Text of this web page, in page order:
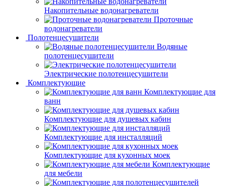
Накопительные водонагреватели
Проточные
водонагреватели
Полотенцесушители
Водяные
полотенцесушители
Электрические полотенцесушители
Комплектующие
Комплектующие для
ванн
Комплектующие для душевых кабин
Комплектующие для инсталляций
Комплектующие для кухонных моек
Комплектующие
для мебели